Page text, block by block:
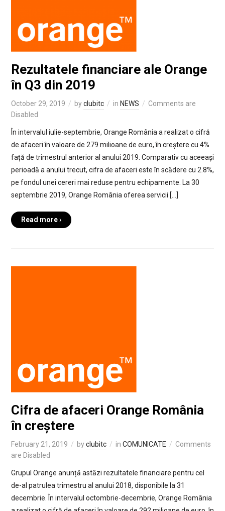
Rezultatele financiare ale Orange
în Q3 din 2019
October 29, 2019 byclubitc in NEWS
Comments are
Disabled
În intervalul iulie-septembrie, Orange România a realizat o cifră
de afaceri în valoare de 279 milioane de euro, în creștere cu 4%
față de trimestrul anterior al anului 2019. Comparativ cu aceeași
perioadă a anului trecut, cifra de afaceri este în scădere cu 2.8%,
pe fondul unei cereri mai reduse pentru echipamente. La 30
septembrie 2019, Orange România oferea servicii […]
Read more ›
Cifra de afaceri Orange România
în creștere
February 21, 2019 byclubitc in COMUNICATE
Comments
are Disabled
Grupul Orange anunță astăzi rezultatele financiare pentru cel
de-al patrulea trimestru al anului 2018, disponibile la 31
decembrie. În intervalul octombrie-decembrie, Orange România